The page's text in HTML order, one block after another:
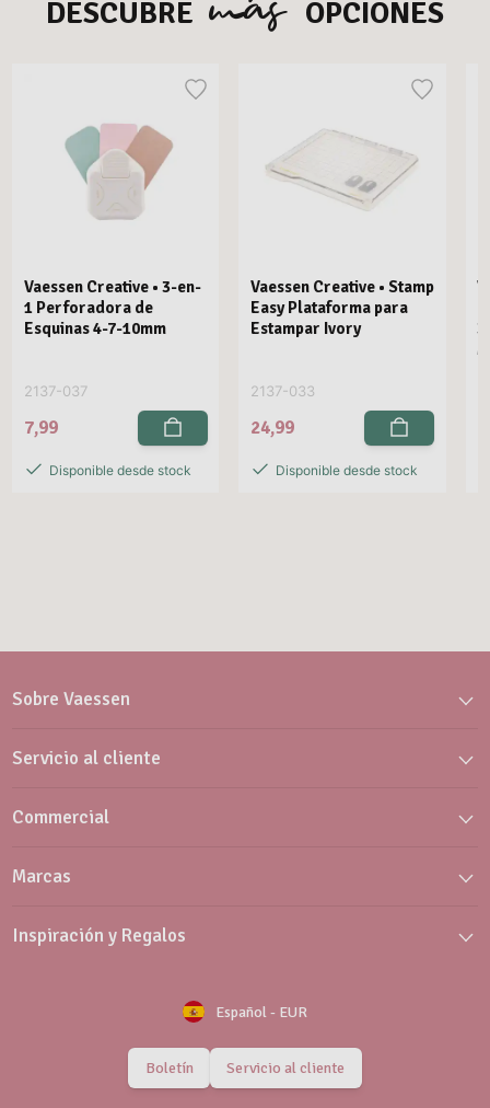
DESCUBRE OPCIONES
Vaessen Creative • 3-en-
1 Perforadora de
Esquinas 4-7-10mm
2137-037
7,99
Disponible desde stock
Vaessen Creative • Stamp
Easy Plataforma para
Estampar Ivory
2137-033
24,99
Disponible desde stock
Sobre Vaessen
Servicio al cliente
Commercial
Marcas
Inspiración y Regalos
Español- EUR
Boletín Servicio al cliente